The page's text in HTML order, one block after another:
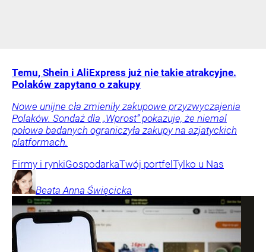
Temu, Shein i AliExpress już nie takie atrakcyjne.
Polaków zapytano o zakupy
Nowe unijne cła zmieniły zakupowe przyzwyczajenia
Polaków. Sondaż dla „Wprost” pokazuje, że niemal
połowa badanych ograniczyła zakupy na azjatyckich
platformach.
Firmy i rynkiGospodarkaTwój portfelTylko u Nas
Beata Anna Święcicka